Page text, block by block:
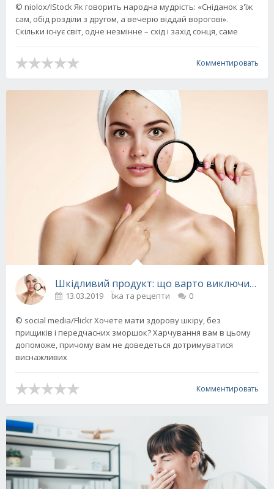
© niolox/IStock Як говорить народна мудрість: «Сніданок з'їж
сам, обід розділи з другом, а вечерю віддай ворогові».
Скільки існує світ, одне незмінне – схід і захід сонця, саме
Комментировать
Шкідливий продукт: що варто виключити
13.03.2019 Їжа та рецепти 0
© social media/Flickr Хочете мати здорову шкіру, без
прищиків і передчасних зморшок? Харчування вам в цьому
допоможе, причому вам не доведеться дотримуватися
виснажливих
Комментировать